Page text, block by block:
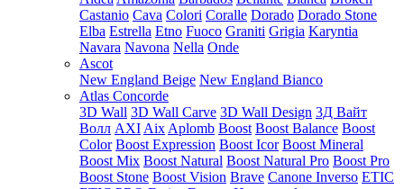
Castanio Cava Colori Coralle Dorado Dorado Stone
Elba Estrella Etno Fuoco Graniti Grigia Karyntia
Navara Navona Nella Onde
Ascot
New England Beige New England Bianco
Atlas Concorde
3D Wall 3D Wall Carve 3D Wall Design 3Д Вайт
Волл AXI Aix Aplomb Boost Boost Balance Boost
Color Boost Expression Boost Icor Boost Mineral
Boost Mix Boost Natural Boost Natural Pro Boost Pro
Boost Stone Boost Vision Brave Canone Inverso ETIC